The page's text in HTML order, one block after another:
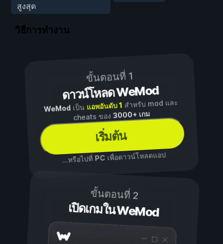
สูงสุด
วิธีการทำงาน
ขั้นตอนที่ 1
ดาวน์โหลด WeMod
WeModเป็น แอพอันดับ 1 สำหรับ mod และ
cheats ของ3000+ เกม
เริ่มต้น
...หรือไปที่ PCเพื่อดาวน์โหลดแอป
ขั้นตอนที่ 2
เปิดเกมใน WeMod